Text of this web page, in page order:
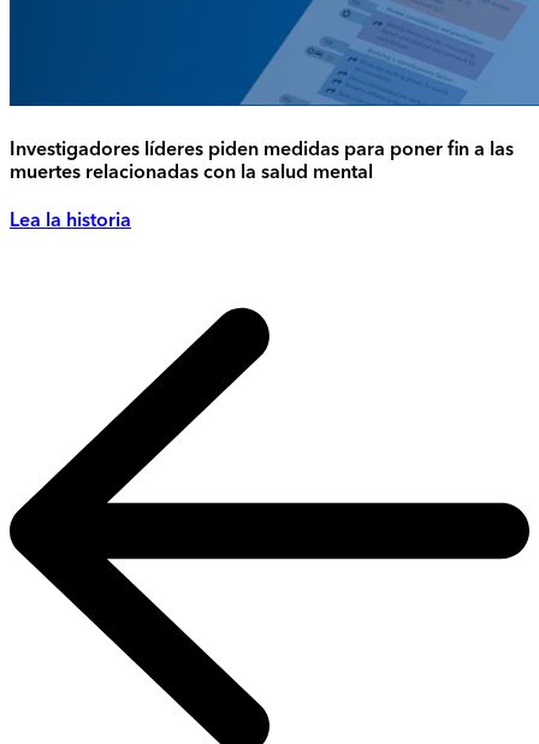
Investigadores líderes piden medidas para poner fin a las
muertes relacionadas con la salud mental
Lea la historia